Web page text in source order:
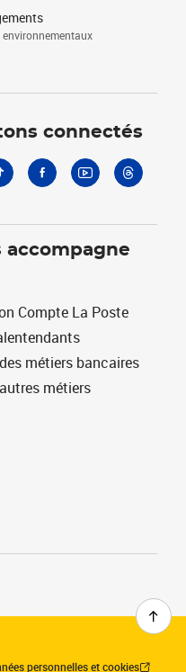
connectés
accompagne
Compte La Poste
métiers bancaires
métiers
personnelles et cookies